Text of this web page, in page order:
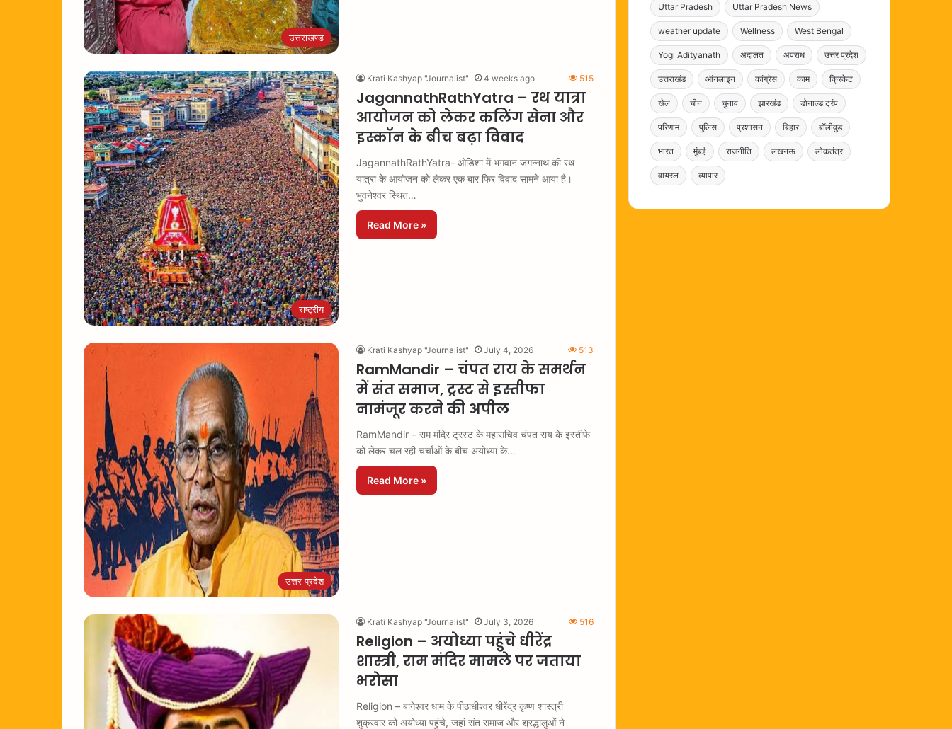
उत्तराखण्ड
राष्ट्रीय
Krati Kashyap "Journalist" 4 weeks ago 515
JagannathRathYatra – रथ यात्रा
आयोजन को लेकर कलिंग सेना और
इस्कॉन के बीच बढ़ा विवाद
JagannathRathYatra- ओडिशा में भगवान जगन्नाथ की रथ
यात्रा के आयोजन को लेकर एक बार फिर विवाद सामने आया है।
भुवनेश्वर स्थित…
Read More »
उत्तर प्रदेश
Krati Kashyap "Journalist" July 4, 2026 513
RamMandir – चंपत राय के समर्थन
में संत समाज, ट्रस्ट से इस्तीफा
नामंजूर करने की अपील
RamMandir – राम मंदिर ट्रस्ट के महासचिव चंपत राय के इस्तीफे
को लेकर चल रही चर्चाओं के बीच अयोध्या के…
Read More »
Krati Kashyap "Journalist" July 3, 2026 516
Religion – अयोध्या पहुंचे धीरेंद्र
शास्त्री, राम मंदिर मामले पर जताया
भरोसा
Religion – बागेश्वर धाम के पीठाधीश्वर धीरेंद्र कृष्ण शास्त्री
शुक्रवार को अयोध्या पहुंचे, जहां संत समाज और श्रद्धालुओं ने
Uttar Pradesh Uttar Pradesh News
weather update Wellness West Bengal
Yogi Adityanath अदालत अपराध उत्तर प्रदेश
उत्तराखंड ऑनलाइन कांग्रेस काम क्रिकेट
खेल चीन चुनाव झारखंड डोनाल्ड ट्रंप
परिणाम पुलिस प्रशासन बिहार बॉलीवुड
भारत मुंबई राजनीति लखनऊ लोकतंत्र
वायरल व्यापार